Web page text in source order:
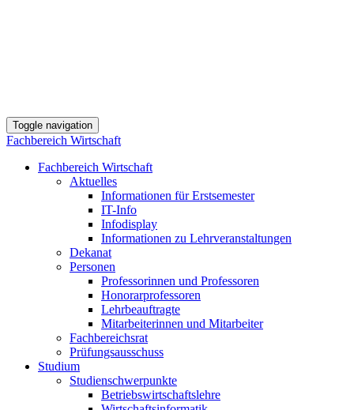
Toggle navigation
Fachbereich Wirtschaft
Fachbereich Wirtschaft
Aktuelles
Informationen für Erstsemester
IT-Info
Infodisplay
Informationen zu Lehrveranstaltungen
Dekanat
Personen
Professorinnen und Professoren
Honorarprofessoren
Lehrbeauftragte
Mitarbeiterinnen und Mitarbeiter
Fachbereichsrat
Prüfungsausschuss
Studium
Studienschwerpunkte
Betriebswirtschaftslehre